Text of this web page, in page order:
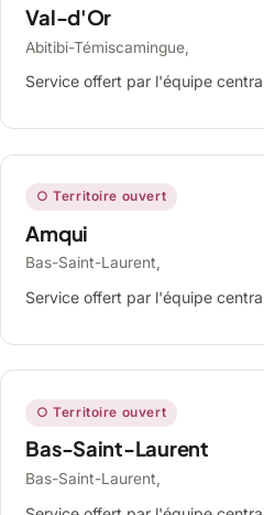
Val-d'Or
Abitibi-Témiscamingue,
Service offert par l'équipe
○ Territoire ouvert
Amqui
Bas-Saint-Laurent,
Service offert par l'équipe
○ Territoire ouvert
Bas-Saint-Laurent
Bas-Saint-Laurent,